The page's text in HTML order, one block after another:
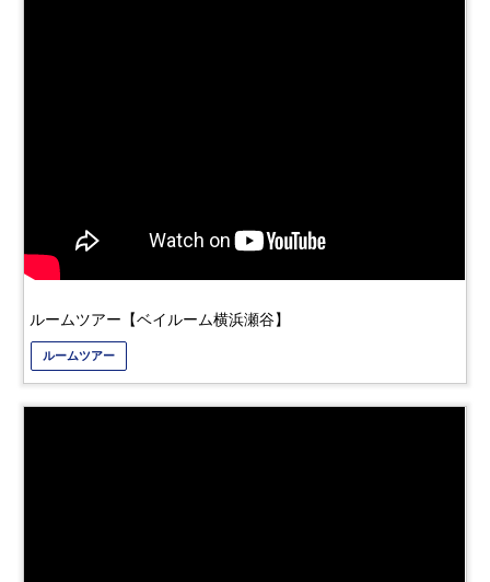
ルームツアー
ルームツアー【ベイルーム横浜瀬谷】